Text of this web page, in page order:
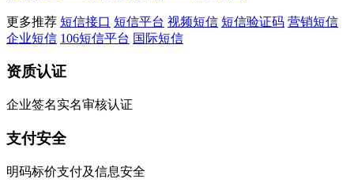
更多推荐 短信接口 短信平台 视频短信 短信验证码 营销短信
企业短信 106短信平台 国际短信
资质认证
企业签名实名审核认证
支付安全
明码标价支付及信息安全